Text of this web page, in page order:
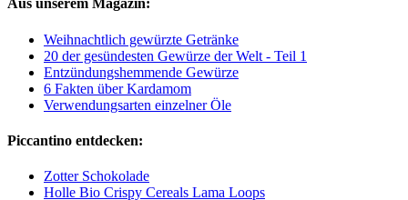
Aus unserem Magazin:
Weihnachtlich gewürzte Getränke
20 der gesündesten Gewürze der Welt - Teil 1
Entzündungshemmende Gewürze
6 Fakten über Kardamom
Verwendungsarten einzelner Öle
Piccantino entdecken:
Zotter Schokolade
Holle Bio Crispy Cereals Lama Loops